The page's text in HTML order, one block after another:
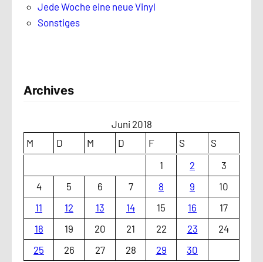
Jede Woche eine neue Vinyl
Sonstiges
Archives
Juni 2018
M
D M D F S
S
1
2
3
4
5 6 7 8 9
10
11
12 13 14 15 16
17
18
19 20 21 22 23
24
25
26 27 28 29
30